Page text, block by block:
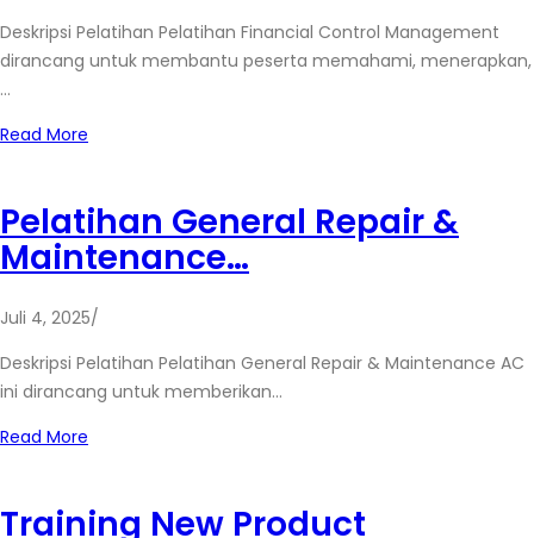
Deskripsi Pelatihan Pelatihan Financial Control Management
dirancang untuk membantu peserta memahami, menerapkan,
…
Read More
Pelatihan General Repair &
Maintenance…
Juli 4, 2025/
Deskripsi Pelatihan Pelatihan General Repair & Maintenance AC
ini dirancang untuk memberikan…
Read More
Training New Product